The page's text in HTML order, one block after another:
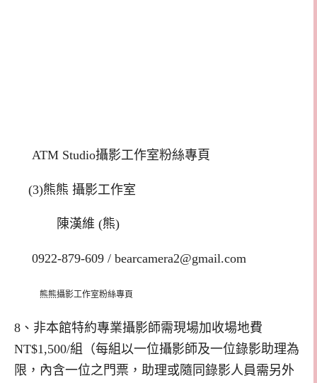
ATM Studio攝影工作室粉絲專頁
(3)熊熊 攝影工作室
陳漢維 (熊)
0922-879-609 / bearcamera2@gmail.com
熊熊攝影工作室粉絲專頁
8、非本館特約專業攝影師需現場加收場地費
NT$1,500/組（每組以一位攝影師及一位錄影助理為
限，內含一位之門票，助理或隨同錄影人員需另外